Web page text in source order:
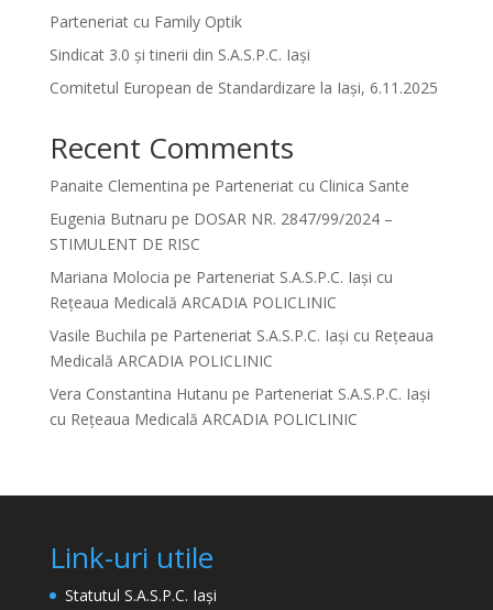
Parteneriat cu Family Optik
Sindicat 3.0 și tinerii din S.A.S.P.C. Iași
Comitetul European de Standardizare la Iași, 6.11.2025
Recent Comments
Panaite Clementina pe Parteneriat cu Clinica Sante
Eugenia Butnaru pe DOSAR NR. 2847/99/2024 –
STIMULENT DE RISC
Mariana Molocia pe Parteneriat S.A.S.P.C. Iași cu
Rețeaua Medicală ARCADIA POLICLINIC
Vasile Buchila pe Parteneriat S.A.S.P.C. Iași cu Rețeaua
Medicală ARCADIA POLICLINIC
Vera Constantina Hutanu pe Parteneriat S.A.S.P.C. Iași
cu Rețeaua Medicală ARCADIA POLICLINIC
Link-uri utile
Statutul S.A.S.P.C. Iași